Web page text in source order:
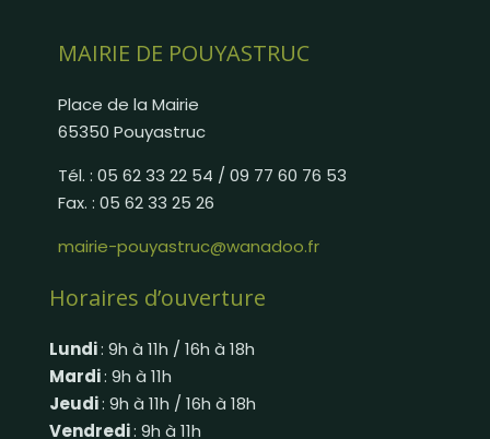
MAIRIE DE POUYASTRUC
Place de la Mairie
65350 Pouyastruc
Tél. : 05 62 33 22 54 / 09 77 60 76 53
Fax. : 05 62 33 25 26
mairie-pouyastruc@wanadoo.fr
Horaires d’ouverture
Lundi: 9h à 11h / 16h à 18h
Mardi: 9h à 11h
Jeudi: 9h à 11h / 16h à 18h
Vendredi: 9h à 11h